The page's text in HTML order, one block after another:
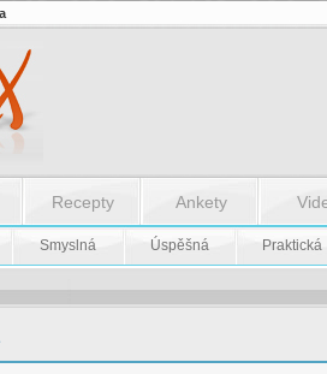
Recepty Ankety
Smyslná Úspěšná Praktická